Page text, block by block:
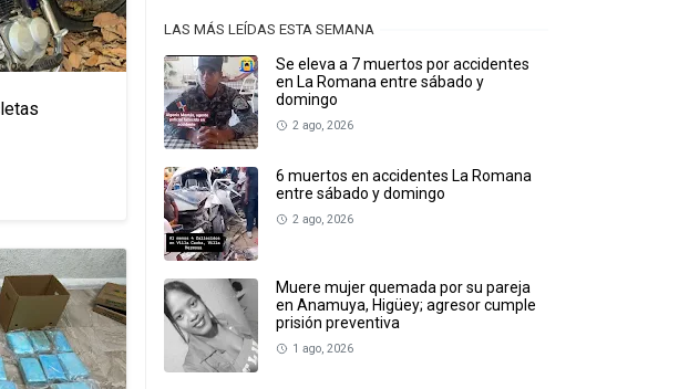
LAS MÁS LEÍDAS ESTA SEMANA
Se eleva a 7 muertos por accidentes
en La Romana entre sábado y
domingo
2 ago, 2026
6 muertos en accidentes La Romana
entre sábado y domingo
2 ago, 2026
Muere mujer quemada por su pareja
en Anamuya, Higüey; agresor cumple
prisión preventiva
1 ago, 2026